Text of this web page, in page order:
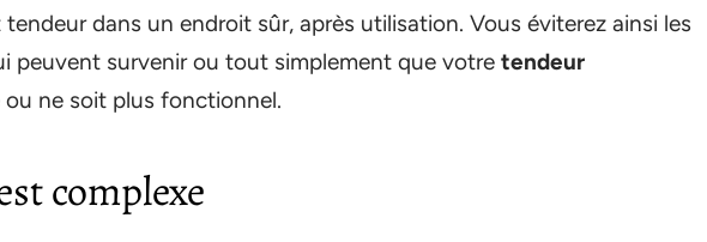
dans un endroit sûr, après utilisation. Vous éviterez ainsi les
peuvent survenir ou tout simplement que votre tendeur
ou ne soit plus fonctionnel.
complexe